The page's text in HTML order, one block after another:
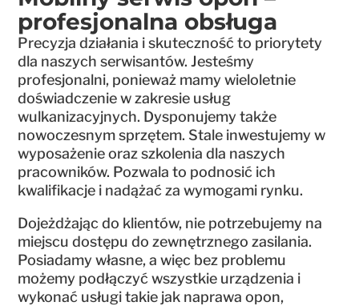
profesjonalna obsługa
Precyzja działania i skuteczność to priorytety
dla naszych serwisantów. Jesteśmy
profesjonalni, ponieważ mamy wieloletnie
doświadczenie w zakresie usług
wulkanizacyjnych. Dysponujemy także
nowoczesnym sprzętem. Stale inwestujemy w
wyposażenie oraz szkolenia dla naszych
pracowników. Pozwala to podnosić ich
kwalifikacje i nadążać za wymogami rynku.
Dojeżdżając do klientów, nie potrzebujemy na
miejscu dostępu do zewnętrznego zasilania.
Posiadamy własne, a więc bez problemu
możemy podłączyć wszystkie urządzenia i
wykonać usługi takie jak naprawa opon,